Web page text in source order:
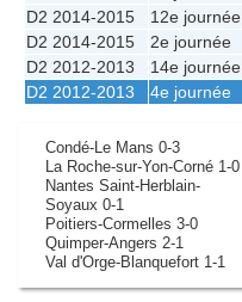
D2 2014-2015
12e journée
D2 2014-2015
2e journée
D2 2012-2013
14e journée
D2 2012-2013
4e journée
Condé-Le Mans 0-3
La Roche-sur-Yon-Corné 1-0
Nantes Saint-Herblain-
Soyaux 0-1
Poitiers-Cormelles 3-0
Quimper-Angers 2-1
Val d'Orge-Blanquefort 1-1